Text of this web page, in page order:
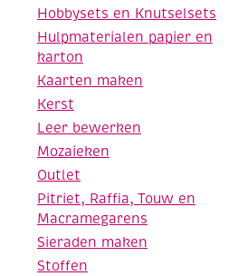
Hobbysets en Knutselsets
Hulpmaterialen papier en
karton
Kaarten maken
Kerst
Leer bewerken
Mozaieken
Outlet
Pitriet, Raffia, Touw en
Macramegarens
Sieraden maken
Stoffen